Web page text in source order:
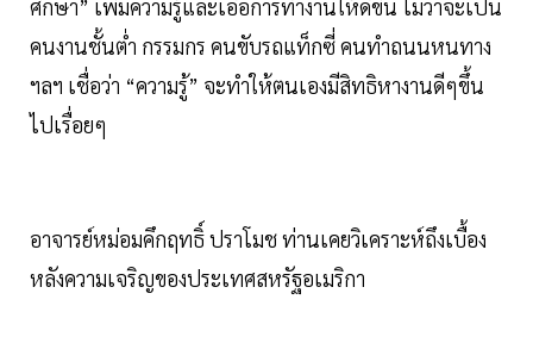
ศึกษา” เพิ่มความรู้และเอื้อการทำงานให้ดีขึ้น ไม่ว่าจะเป็น
คนงานชั้นต่ำ กรรมกร คนขับรถแท็กซี่ คนทำถนนหนทาง
ฯลฯ เชื่อว่า “ความรู้” จะทำให้ตนเองมีสิทธิหางานดีๆขึ้น
ไปเรื่อยๆ
อาจารย์หม่อมคึกฤทธิ์ ปราโมช ท่านเคยวิเคราะห์ถึงเบื้อง
หลังความเจริญของประเทศสหรัฐอเมริกา